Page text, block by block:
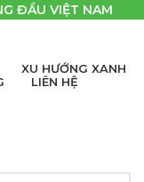
ĐẦU VIỆT NAM
XU HƯỚNG XANH
LIÊN HỆ